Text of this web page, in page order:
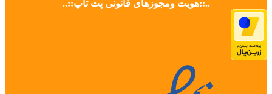
..::هویت ومجوزهای قانونی پت تاپ::..